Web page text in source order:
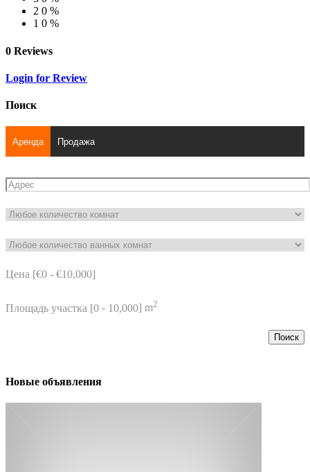
2 0 %
1 0 %
0 Reviews
Login for Review
Поиск
Аренда Продажа
Цена [€0 - €10,000]
Площадь участка [0 - 10,000] m2
Поиск
Новые объявления